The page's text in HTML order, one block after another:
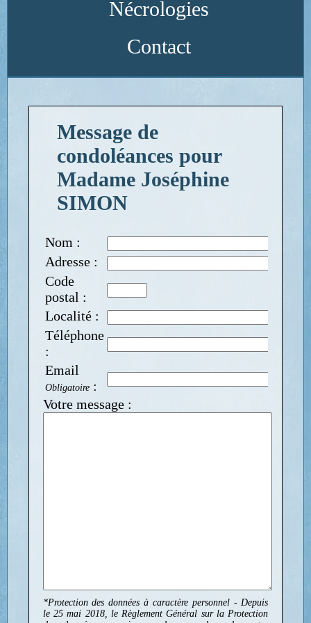
Nécrologies
Contact
Message de
condoléances pour
Madame Joséphine
SIMON
Nom :
Adresse :
Code
postal :
Localité :
Téléphone
:
Email
Obligatoire:
Votre message :
*Protection des données à caractère personnel - Depuis
le 25 mai 2018, le Règlement Général sur la Protection